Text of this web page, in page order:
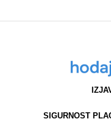
SIGURNOST